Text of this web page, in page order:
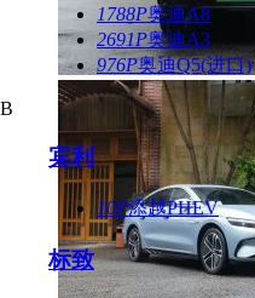
1788P奥迪A8
2691P奥迪A3
976P奥迪Q5(进口)
B
宾利
10P添越PHEV
标致